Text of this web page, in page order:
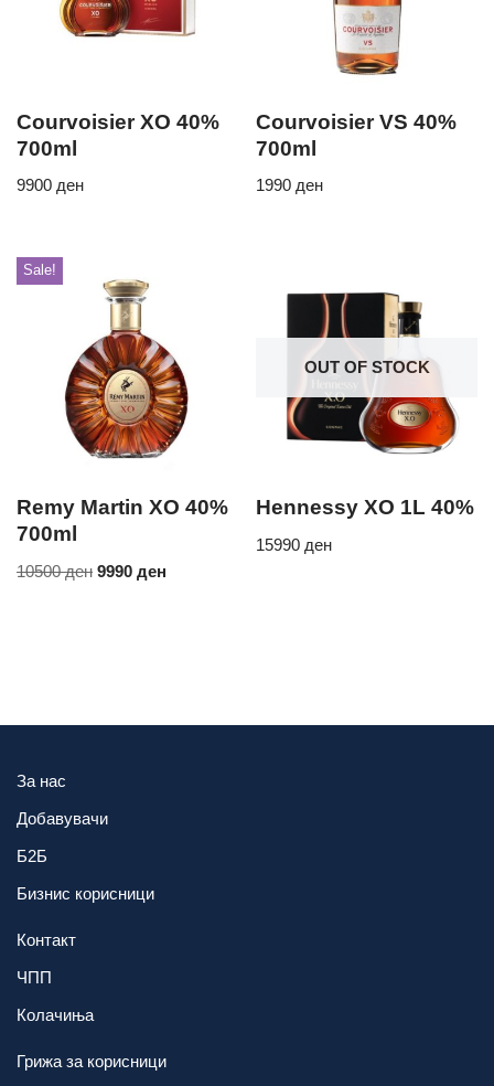
Courvoisier XO 40%
700ml
9900 ден
Courvoisier VS 40%
700ml
1990 ден
Sale!
Remy Martin XO 40%
700ml
10500ден 9990 ден
OUT OF STOCK
Hennessy XO 1L 40%
15990 ден
За нас
Добавувачи
Б2Б
Бизнис корисници
Контакт
ЧПП
Колачиња
Грижа за корисници